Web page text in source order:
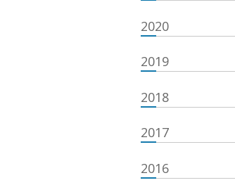
2020
2019
2018
2017
2016